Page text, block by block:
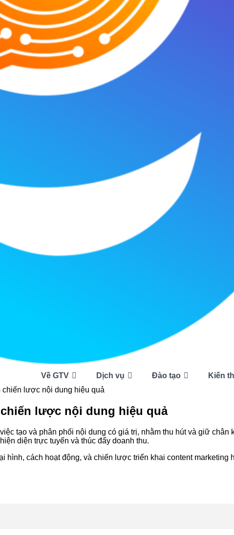
Về GTV Dịch vụ Đào tạo Kiến
lược nội dung hiệu quả
lược nội dung hiệu quả
tạo và phân phối nội dung có giá trị, nhằm thu hút và giữ
diện trực tuyến và thúc đẩy doanh thu.
hình, cách hoạt động, và chiến lược triển khai content